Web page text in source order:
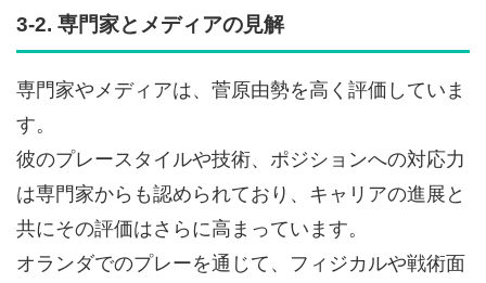
3-2. 専門家とメディアの見解
専門家やメディアは、菅原由勢を高く評価していま
す。
彼のプレースタイルや技術、ポジションへの対応力
は専門家からも認められており、キャリアの進展と
共にその評価はさらに高まっています。
オランダでのプレーを通じて、フィジカルや戦術面